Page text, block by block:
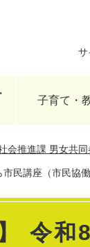
サ
子育て・
会推進課 男女共同
市民講座（市民協
令